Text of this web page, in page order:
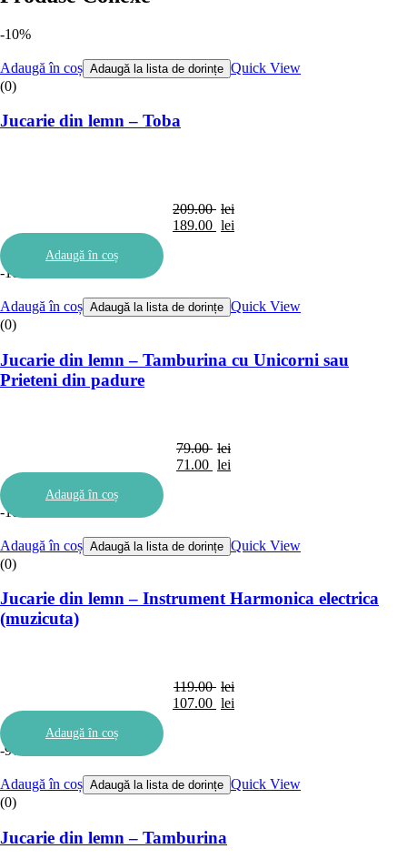
-10%
Adaugă în coș Adaugă la lista de dorințe Quick View
(0)
Jucarie din lemn – Toba
209.00 lei
Prețul
189.00 lei
Adaugă în coș
-10%
Adaugă în coș Adaugă la lista de dorințe Quick View
(0)
Jucarie din lemn – Tamburina cu Unicorni sau
Prieteni din padure
79.00 lei
Prețul
71.00 lei
Adaugă în coș
-10%
Adaugă în coș Adaugă la lista de dorințe Quick View
(0)
Jucarie din lemn – Instrument Harmonica electrica
(muzicuta)
119.00 lei
Prețul
107.00 lei
Adaugă în coș
-9%
Adaugă în coș Adaugă la lista de dorințe Quick View
(0)
Jucarie din lemn – Tamburina